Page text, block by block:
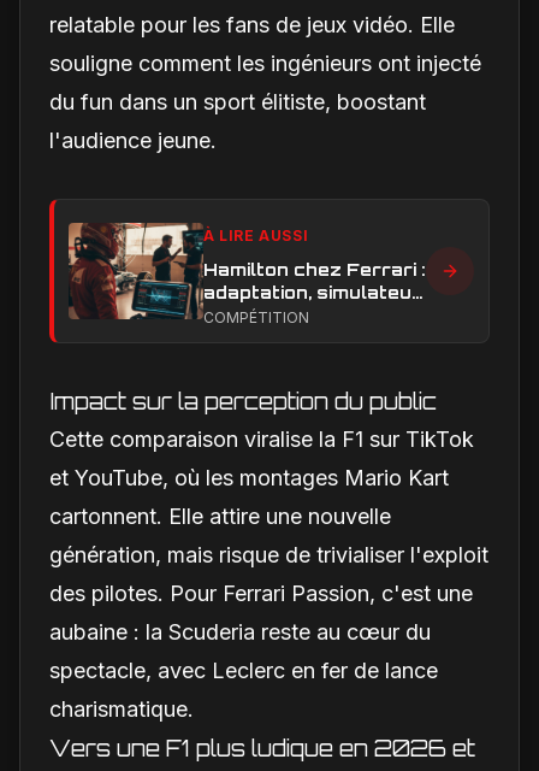
relatable pour les fans de jeux vidéo. Elle
souligne comment les ingénieurs ont injecté
du fun dans un sport élitiste, boostant
l'audience jeune.
À LIRE AUSSI
Hamilton chez Ferrari :
adaptation, simulateur
et critiques, ce qui
COMPÉTITION
Impact sur la perception du public
Cette comparaison viralise la F1 sur TikTok
et YouTube, où les montages Mario Kart
cartonnent. Elle attire une nouvelle
génération, mais risque de trivialiser l'exploit
des pilotes. Pour Ferrari Passion, c'est une
aubaine : la Scuderia reste au cœur du
spectacle, avec Leclerc en fer de lance
charismatique.
Vers une F1 plus ludique en 2026 et